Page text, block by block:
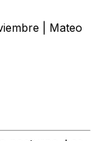
| Mateo